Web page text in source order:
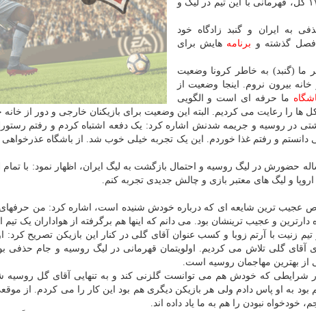
آقای گلی لیگ روسیه با تیم زنیت با ۱۷ گل، قهرمانی با این تیم در لیگ و
به ایران و گنبد زادگاه خود
فصل گذشته و برنامه هایش برای
ما (گنبد) به خاطر کرونا وضعیت
بیرون نروم. اینجا وضعیت از
ما حرفه ای است و الگویی
ها را رعایت می کردیم. البته این وضعیت برای بازیکنان خارجی و دور از
در روسیه و جریمه شدنش اشاره کرد: یک دفعه اشتباه کردم و رفتم
دانستم و رفتم غذا خوردم. این یک تجربه خیلی خوب شد. از باشگاه
حضورش در لیگ روسیه و احتمال بازگشت به لیگ ایران، اظهار نمود: با تمام
و لیگ های معتبر بازی و چالش جدیدی تجربه کنم.
عجیب ترین شایعه ای که درباره خودش شنیده است، اشاره کرد: من حرفهای
دارترین و عجیب ترینشان بود. می دانم که اینها هم برگرفته از هواداران یک
زنیت با آرتم زوبا و کسب عنوان آقای گلی در کنار این بازیکن تصریح
آقای گلی تلاش می کردیم. اولویتمان قهرمانی در لیگ روسیه و جام حذفی
بهترین مهاجمان روسیه است.
در شرایطی که خودش هم می توانست گلزنی کند و به تنهایی آقای گل روسیه
بود به او پاس دادم ولی هر بازیکن دیگری هم بود این کار را می کردم. از
خودخواه نبودن را هم به ما یاد داده اند.